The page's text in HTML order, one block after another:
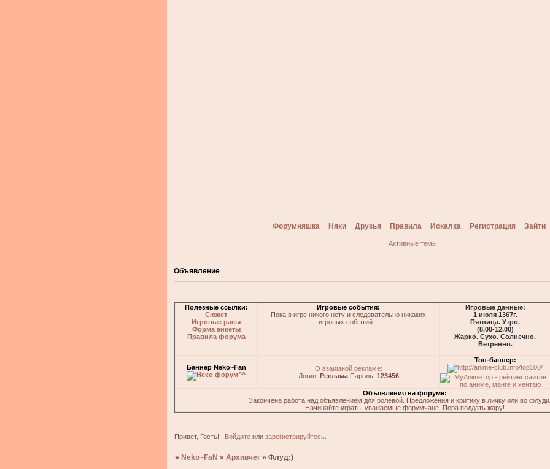
Форумняшка Няки Друзья Правила Искалка Регистрация Зайти
Активные темы
Объявление
Полезные ссылки:
Сюжет
Игровые расы
Форма анкеты
Правила форума
Игровые события:
Пока в игре никого нету и следовательно никаких
игровых событий...
Игровые данные:
1 июля 1367г.
Пятница. Утро.
(8.00-12.00)
Жарко. Сухо. Солнечно.
Ветренно.
Баннер Neko~Fan
О взаимной рекламе:
Логин: РекламаПароль: 123456
Топ-баннер:
Объявления на форуме:
Закончена работа над объявлением для ролевой. Предложения и критику в личку или во
Начинайте играть, уважаемые форумчане. Пора поддать жару!
Привет, Гость! Войдитеили зарегистрируйтесь.
» Neko~FaN »Архивчег »Флуд:)